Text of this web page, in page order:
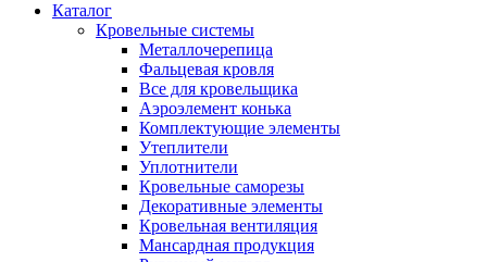
Каталог
Кровельные системы
Металлочерепица
Фальцевая кровля
Все для кровельщика
Аэроэлемент конька
Комплектующие элементы
Утеплители
Уплотнители
Кровельные саморезы
Декоративные элементы
Кровельная вентиляция
Мансардная продукция